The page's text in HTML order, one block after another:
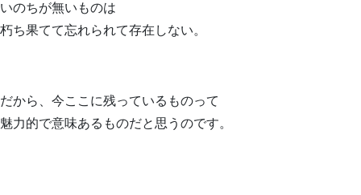
いのちが無いものは
朽ち果てて忘れられて存在しない。
だから、今ここに残っているものって
魅力的で意味あるものだと思うのです。